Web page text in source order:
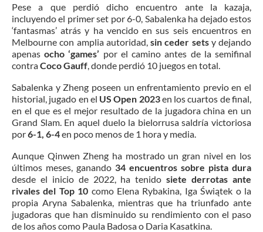
Pese a que perdió dicho encuentro ante la kazaja,
incluyendo el primer set por 6-0, Sabalenka ha dejado estos
‘fantasmas’ atrás y ha vencido en sus seis encuentros en
Melbourne con amplia autoridad, sin ceder setsy dejando
apenas ocho ‘games’ por el camino antes de la semifinal
contraCoco Gauff , donde perdió 10 juegos en total.
Sabalenka y Zheng poseen un enfrentamiento previo en el
historial, jugado en el US Open 2023en los cuartos de final,
en el que es el mejor resultado de la jugadora china en un
Grand Slam. En aquel duelo la bielorrusa saldría victoriosa
por6-1, 6-4en poco menos de 1 hora y media.
Aunque Qinwen Zheng ha mostrado un gran nivel en los
últimos meses, ganando 34 encuentros sobre pista dura
desde el inicio de 2022, ha tenido siete derrotas ante
rivales del Top 10 como Elena Rybakina, Iga Świątek o la
propia Aryna Sabalenka, mientras que ha triunfado ante
jugadoras que han disminuido su rendimiento con el paso
de los años como Paula Badosa o Daria Kasatkina.